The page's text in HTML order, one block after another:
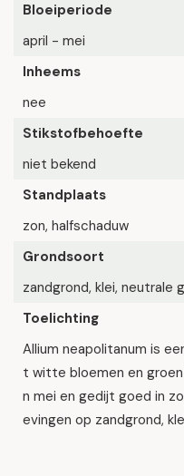
Bloeiperiode
april - mei
Inheems
nee
Stikstofbehoefte
niet bekend
Standplaats
zon, halfschaduw
Grondsoort
zandgrond, klei, neutrale
Toelichting
Allium neapolitanum is
t witte bloemen en
n mei en gedijt goed in
evingen op zandgrond,